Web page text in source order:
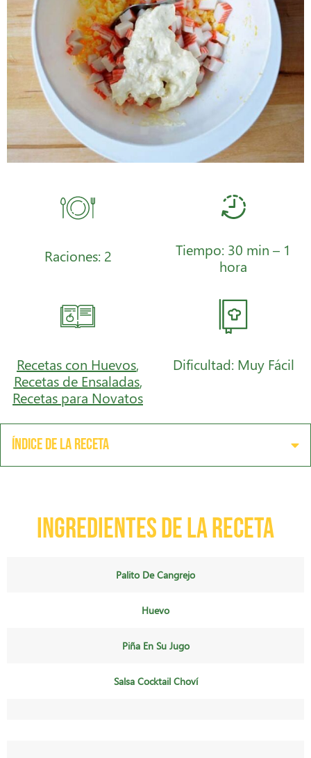
Raciones: 2
Tiempo: 30 min – 1
hora
Recetas con Huevos,
Recetas de Ensaladas,
Recetas para Novatos
Dificultad: Muy Fácil
Índice de la receta
Ingredientes de la receta
Palito De Cangrejo
Huevo
Piña En Su Jugo
Salsa Cocktail Choví